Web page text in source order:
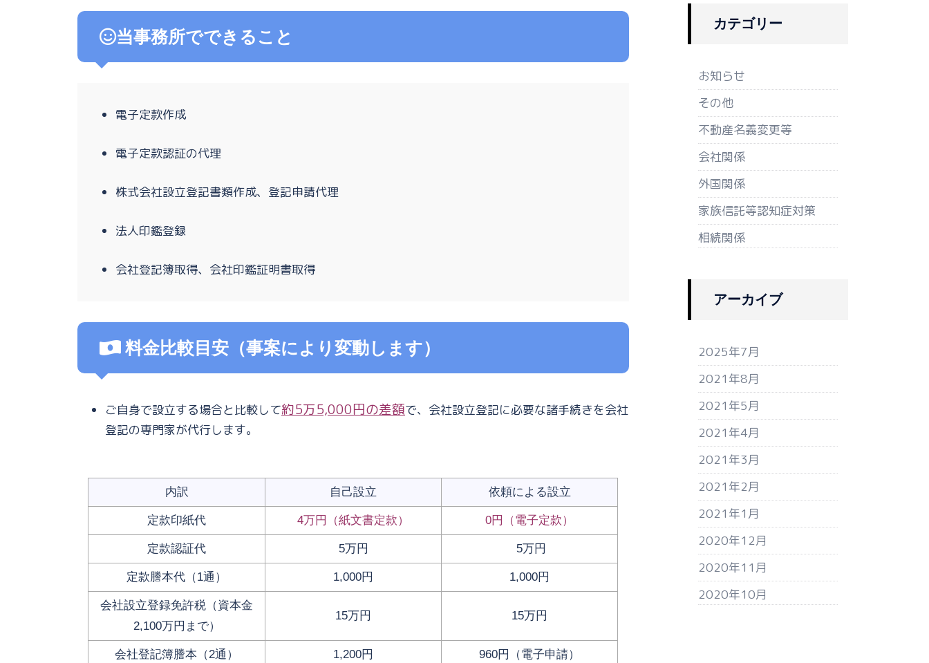
当事務所でできること
電子定款作成
電子定款認証の代理
株式会社設立登記書類作成、登記申請代理
法人印鑑登録
会社登記簿取得、会社印鑑証明書取得
料金比較目安（事案により変動します）
ご自身で設立する場合と比較して約5万5,000円の差額で、会社設立登記に必要な諸手続きを会社
登記の専門家が代行します。
内訳 自己設立 依頼による設立
定款印紙代 4万円（紙文書定款） 0円（電子定款）
定款認証代 5万円 5万円
定款謄本代（1通） 1,000円 1,000円
会社設立登録免許税（資本金
2,100万円まで）
15万円 15万円
会社登記簿謄本（2通） 1,200円 960円（電子申請）
カテゴリー
お知らせ
その他
不動産名義変更等
会社関係
外国関係
家族信託等認知症対策
相続関係
アーカイブ
2025年7月
2021年8月
2021年5月
2021年4月
2021年3月
2021年2月
2021年1月
2020年12月
2020年11月
2020年10月